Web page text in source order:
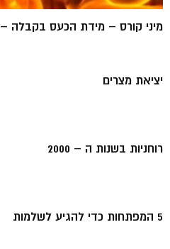
מיני קורס – מידת הכעס בקבלה
יציאת מצרים
רוחניות בשנות ה – 2000
5 המפתחות כדי להגיע לשלמות